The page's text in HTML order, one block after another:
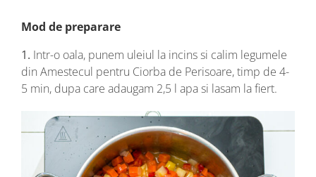
Mod de preparare
1. Intr-o oala, punem uleiul la incins si calim legumele
din Amestecul pentru Ciorba de Perisoare, timp de 4-
5 min, dupa care adaugam 2,5 l apa si lasam la fiert.